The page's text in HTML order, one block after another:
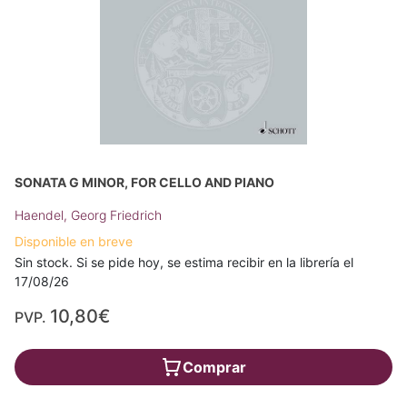
SONATA G MINOR, FOR CELLO AND PIANO
Haendel, Georg Friedrich
Disponible en breve
Sin stock. Si se pide hoy, se estima recibir en la librería el
17/08/26
PVP. 10,80€
Comprar